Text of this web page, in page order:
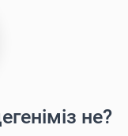
не?